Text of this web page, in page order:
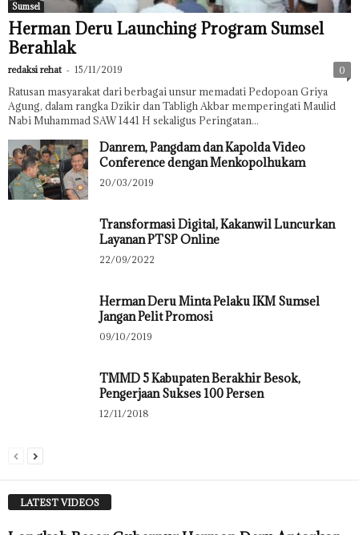
Sumsel
Herman Deru Launching Program Sumsel
Berahlak
redaksi rehat - 15/11/2019 0
Ratusan masyarakat dari berbagai unsur memadati Pedopoan Griya
Agung, dalam rangka Dzikir dan Tabligh Akbar memperingati Maulid
Nabi Muhammad SAW 1441 H sekaligus Peringatan...
Danrem, Pangdam dan Kapolda Video
Conference dengan Menkopolhukam
20/03/2019
Transformasi Digital, Kakanwil Luncurkan
Layanan PTSP Online
22/09/2022
Herman Deru Minta Pelaku IKM Sumsel
Jangan Pelit Promosi
09/10/2019
TMMD 5 Kabupaten Berakhir Besok,
Pengerjaan Sukses 100 Persen
12/11/2018
LATEST VIDEOS